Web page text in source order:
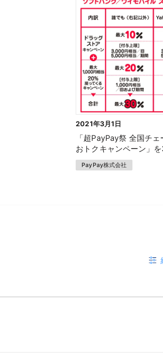
2021年3月1日
「超PayPay祭 全国チ
おトクキャンペーン」
PayPay株式会社